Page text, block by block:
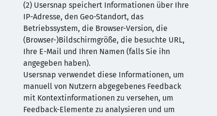
(2) Usersnap speichert Informationen über Ihre
IP-Adresse, den Geo-Standort, das
Betriebssystem, die Browser-Version, die
(Browser-)Bildschirmgröße, die besuchte URL,
Ihre E-Mail und Ihren Namen (falls Sie ihn
angegeben haben).
Usersnap verwendet diese Informationen, um
manuell von Nutzern abgegebenes Feedback
mit Kontextinformationen zu versehen, um
Feedback-Elemente zu analysieren und um